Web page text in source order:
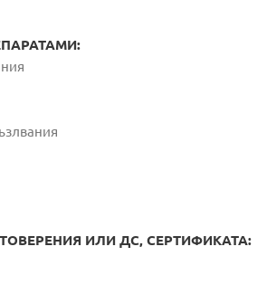
ИЛИ ДС, СЕРТИФИКАТА: